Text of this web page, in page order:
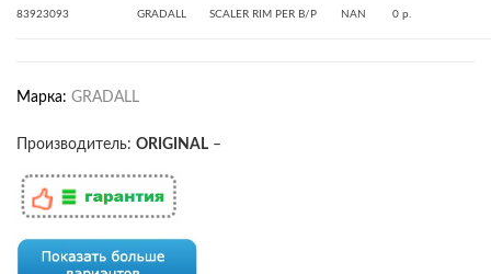
83923093 GRADALL SCALER RIM PER B/P NAN 0 р.
Марка: GRADALL
Производитель: ORIGINAL –